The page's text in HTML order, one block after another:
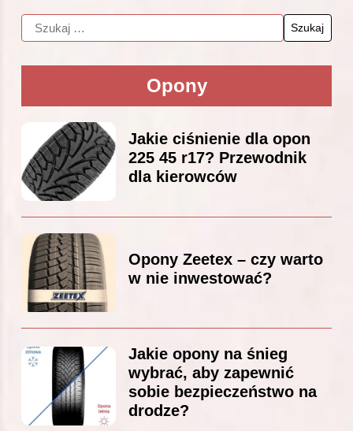
Opony
Jakie ciśnienie dla opon
225 45 r17? Przewodnik
dla kierowców
Opony Zeetex – czy warto
w nie inwestować?
Jakie opony na śnieg
wybrać, aby zapewnić
sobie bezpieczeństwo na
drodze?